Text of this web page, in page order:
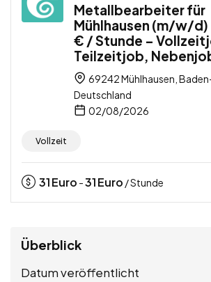
Metallbearbeiter für
Mühlhausen (m/w/d)
€ / Stunde –
Teilzeitjob,
69242 Mühlhausen,
Deutschland
02/08/2026
Vollzeit
31Euro -31Euro / Stunde
Überblick
Datum veröffentlicht